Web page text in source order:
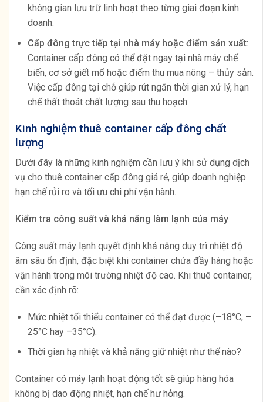
không gian lưu trữ linh hoạt theo từng giai đoạn kinh
doanh.
Cấp đông trực tiếp tại nhà máy hoặc điểm sản xuất:
Container cấp đông có thể đặt ngay tại nhà máy chế
biến, cơ sở giết mổ hoặc điểm thu mua nông – thủy sản.
Việc cấp đông tại chỗ giúp rút ngắn thời gian xử lý, hạn
chế thất thoát chất lượng sau thu hoạch.
Kinh nghiệm thuê container cấp đông chất
lượng
Dưới đây là những kinh nghiệm cần lưu ý khi sử dụng dịch
vụ cho thuê container cấp đông giá rẻ, giúp doanh nghiệp
hạn chế rủi ro và tối ưu chi phí vận hành.
Kiểm tra công suất và khả năng làm lạnh của máy
Công suất máy lạnh quyết định khả năng duy trì nhiệt độ
âm sâu ổn định, đặc biệt khi container chứa đầy hàng hoặc
vận hành trong môi trường nhiệt độ cao. Khi thuê container,
cần xác định rõ:
Mức nhiệt tối thiểu container có thể đạt được (–18°C, –
25°C hay –35°C).
Thời gian hạ nhiệt và khả năng giữ nhiệt như thế nào?
Container có máy lạnh hoạt động tốt sẽ giúp hàng hóa
không bị dao động nhiệt, hạn chế hư hỏng.